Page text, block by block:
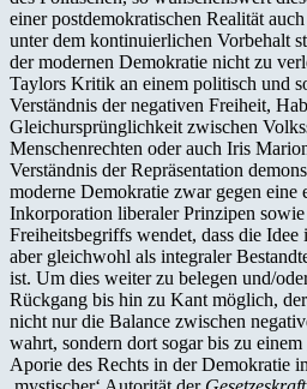
einer postdemokratischen Realität
unter dem kontinuierlichen Vorbehalt
der modernen Demokratie nicht zu
Taylors Kritik an einem politisch und
Verständnis der negativen Freiheit,
Gleichursprünglichkeit zwischen
Menschenrechten oder auch Iris
Verständnis der Repräsentation
moderne Demokratie zwar gegen eine
Inkorporation liberaler Prinzipen sowie
Freiheitsbegriffs wendet, dass die
aber gleichwohl als integraler
ist. Um dies weiter zu belegen und/
Rückgang bis hin zu Kant möglich,
nicht nur die Balance zwischen
wahrt, sondern dort sogar bis zu
Aporie des Rechts in der Demokratie